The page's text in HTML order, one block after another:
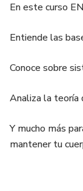
En este curso
Entiende las
Conoce sobre
Analiza la teoría
Y mucho más
mantener tu